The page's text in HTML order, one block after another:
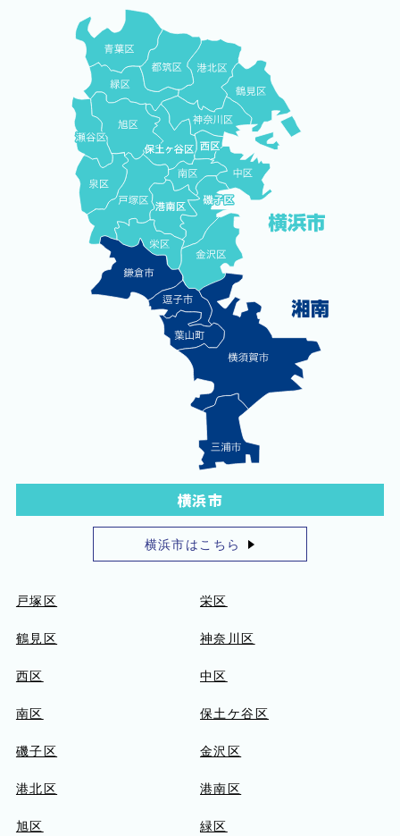
横浜市
横浜市はこちら
戸塚区 栄区
鶴見区 神奈川区
西区 中区
南区 保土ケ谷区
磯子区 金沢区
港北区 港南区
旭区 緑区